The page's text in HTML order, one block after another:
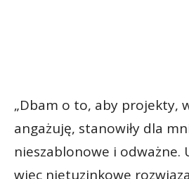
„Dbam o to, aby projekty,
angażuję, stanowiły dla
nieszablonowe i odważne.
więc nietuzinkowe